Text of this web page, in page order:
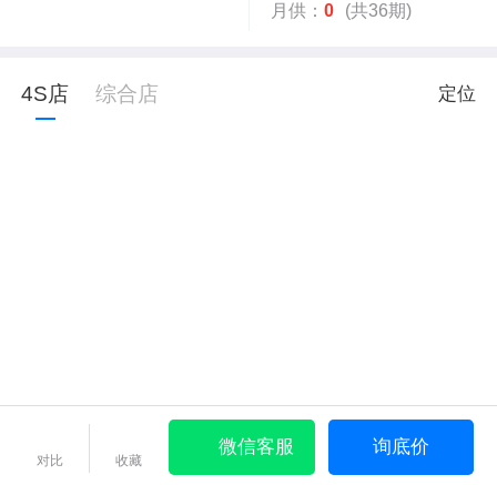
月供： 0 (共36期)
4S店 综合店 定位
对比 收藏
微信客服 询底价